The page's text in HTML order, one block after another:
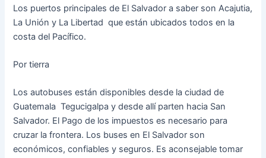
Los puertos principales de El Salvador a saber son Acajutia,
La Unión y La Libertad que están ubicados todos en la
costa del Pacífico.
Por tierra
Los autobuses están disponibles desde la ciudad de
Guatemala Tegucigalpa y desde allí parten hacia San
Salvador. El Pago de los impuestos es necesario para
cruzar la frontera. Los buses en El Salvador son
económicos, confiables y seguros. Es aconsejable tomar